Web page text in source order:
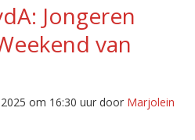
Jongeren
van
om 16:30 uur door Marjolein